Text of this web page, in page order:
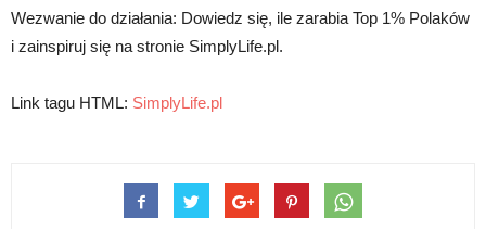
Wezwanie do działania: Dowiedz się, ile zarabia Top 1% Polaków
i zainspiruj się na stronie SimplyLife.pl.
Link tagu HTML: SimplyLife.pl